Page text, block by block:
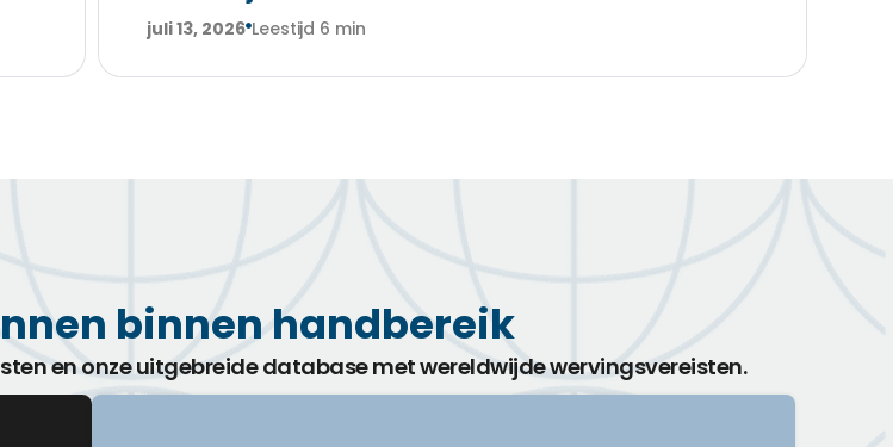
juli 13, 2026 Leestijd 6 min
binnen handbereik
en onze uitgebreide database met wereldwijde wervingsvereisten.